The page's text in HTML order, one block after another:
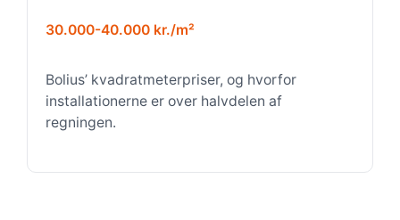
30.000-40.000 kr./m²
Bolius’ kvadratmeterpriser, og hvorfor
installationerne er over halvdelen af
regningen.